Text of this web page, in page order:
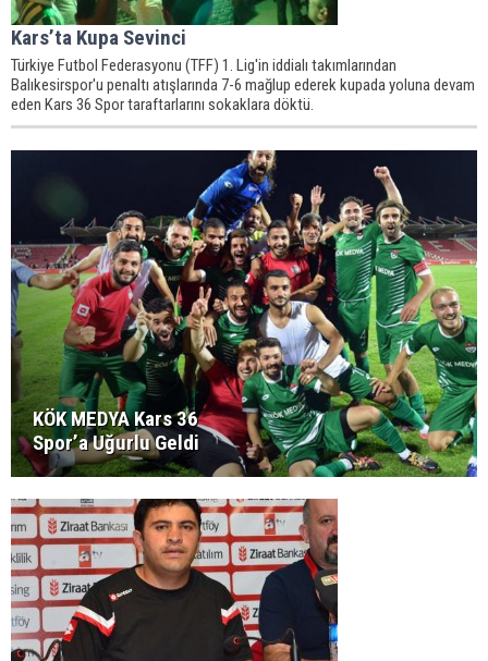
Kars’ta Kupa Sevinci
Türkiye Futbol Federasyonu (TFF) 1. Lig'in iddialı takımlarından
Balıkesirspor'u penaltı atışlarında 7-6 mağlup ederek kupada yoluna devam
eden Kars 36 Spor taraftarlarını sokaklara döktü.
KÖK MEDYA Kars 36
Spor’a Uğurlu Geldi